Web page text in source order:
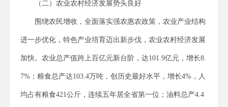
（二）农业农村经济发展势头良好
围绕农民增收，全面落实强农惠农政策，农业产业结构
进一步优化，特色产业培育迈出新步伐，农业农村经济发展
加快。农业总产值跨上百亿元新台阶，达101.9亿元，增长8.
7%；粮食总产达103.4万吨，创历史最好水平，增长4%，人
均占有粮食421公斤，连续五年居全省第一位；油料总产4.4